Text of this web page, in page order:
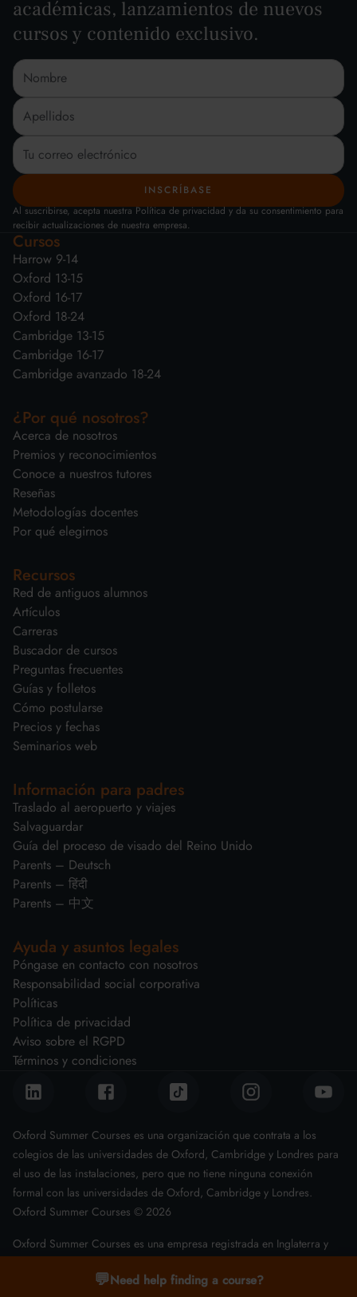
académicas, lanzamientos de nuevos
cursos y contenido exclusivo.
Al suscribirse, acepta nuestra Política de privacidad y da su consentimiento para
recibir actualizaciones de nuestra empresa.
Cursos
Harrow 9-14
Oxford 13-15
Oxford 16-17
Oxford 18-24
Cambridge 13-15
Cambridge 16-17
Cambridge avanzado 18-24
¿Por qué nosotros?
Acerca de nosotros
Premios y reconocimientos
Conoce a nuestros tutores
Reseñas
Metodologías docentes
Por qué elegirnos
Recursos
Red de antiguos alumnos
Artículos
Carreras
Buscador de cursos
Preguntas frecuentes
Guías y folletos
Cómo postularse
Precios y fechas
Seminarios web
Información para padres
Traslado al aeropuerto y viajes
Salvaguardar
Guía del proceso de visado del Reino Unido
Parents – Deutsch
Parents – हिंदी
Parents – 中文
Ayuda y asuntos legales
Póngase en contacto con nosotros
Responsabilidad social corporativa
Políticas
Política de privacidad
Aviso sobre el RGPD
Términos y condiciones
Oxford Summer Courses es una organización que contrata a los
colegios de las universidades de Oxford, Cambridge y Londres para
el uso de las instalaciones, pero que no tiene ninguna conexión
formal con las universidades de Oxford, Cambridge y Londres.
Oxford Summer Courses © 2026
Oxford Summer Courses es una empresa registrada en Inglaterra y
💬Need help finding a course?